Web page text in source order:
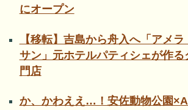
にオープン
【移転】吉島から舟入へ「アメ
サン」元ホテルパティシェが作る
門店
か、かわええ…！安佐動物公園